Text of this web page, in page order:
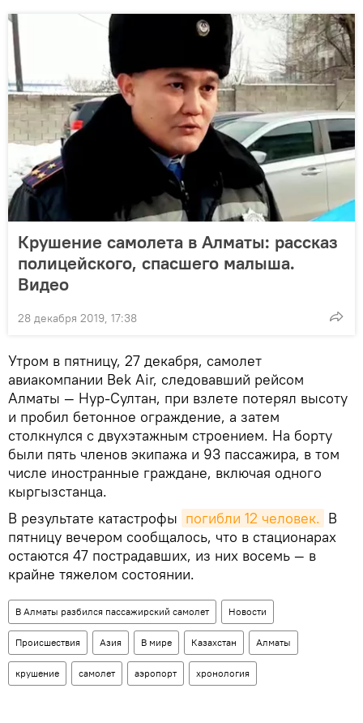
Крушение самолета в Алматы: рассказ
полицейского, спасшего малыша.
Видео
28 декабря 2019, 17:38
Утром в пятницу, 27 декабря, самолет
авиакомпании Bek Air, следовавший рейсом
Алматы — Нур-Султан, при взлете потерял высоту
и пробил бетонное ограждение, а затем
столкнулся с двухэтажным строением. На борту
были пять членов экипажа и 93 пассажира, в том
числе иностранные граждане, включая одного
кыргызстанца.
В результате катастрофы погибли 12 человек. В
пятницу вечером сообщалось, что в стационарах
остаются 47 пострадавших, из них восемь — в
крайне тяжелом состоянии.
В Алматы разбился пассажирский самолет Новости
Происшествия Азия В мире Казахстан Алматы
крушение самолет аэропорт хронология